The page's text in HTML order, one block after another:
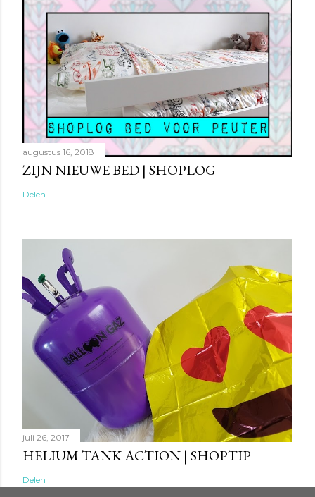
augustus 16, 2018
ZIJN NIEUWE BED | SHOPLOG
Delen
juli 26, 2017
HELIUM TANK ACTION | SHOPTIP
Delen